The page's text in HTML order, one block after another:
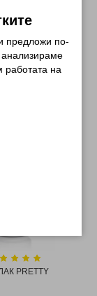
моля, не дръжте
картината
PRETTY
предложи по-
анализираме
на